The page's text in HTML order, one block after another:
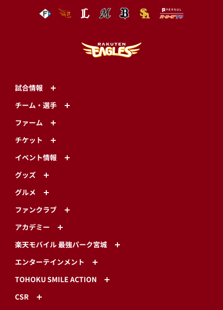
試合情報
チーム・選手
ファーム
チケット
イベント情報
グッズ
グルメ
ファンクラブ
アカデミー
楽天モバイル 最強パーク宮城
エンターテインメント
TOHOKU SMILE ACTION
CSR